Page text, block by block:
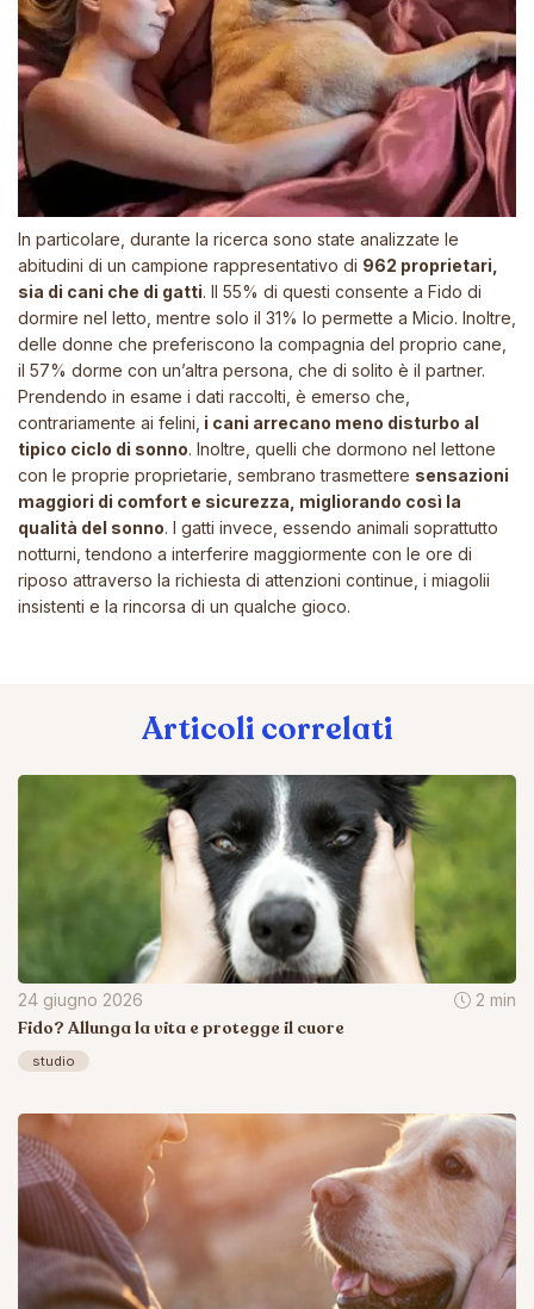
In particolare, durante la ricerca sono state analizzate le
abitudini di un campione rappresentativo di 962 proprietari,
sia di cani che di gatti. Il 55% di questi consente a Fido di
dormire nel letto, mentre solo il 31% lo permette a Micio. Inoltre,
delle donne che preferiscono la compagnia del proprio cane,
il 57% dorme con un’altra persona, che di solito è il partner.
Prendendo in esame i dati raccolti, è emerso che,
contrariamente ai felini, i cani arrecano meno disturbo al
tipico ciclo di sonno. Inoltre, quelli che dormono nel lettone
con le proprie proprietarie, sembrano trasmettere sensazioni
maggiori di comfort e sicurezza, migliorando così la
qualità del sonno. I gatti invece, essendo animali soprattutto
notturni, tendono a interferire maggiormente con le ore di
riposo attraverso la richiesta di attenzioni continue, i miagolii
insistenti e la rincorsa di un qualche gioco.
Articoli correlati
24 giugno 2026 2 min
Fido? Allunga la vita e protegge il cuore
studio